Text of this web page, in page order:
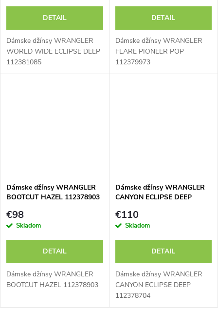
DETAIL
Dámske džínsy WRANGLER
WORLD WIDE ECLIPSE DEEP
112381085
DETAIL
Dámske džínsy WRANGLER
FLARE PIONEER POP
112379973
Dámske džínsy WRANGLER
BOOTCUT HAZEL 112378903
€98
Skladom
DETAIL
Dámske džínsy WRANGLER
BOOTCUT HAZEL 112378903
Dámske džínsy WRANGLER
CANYON ECLIPSE DEEP
€110
Skladom
DETAIL
Dámske džínsy WRANGLER
CANYON ECLIPSE DEEP
112378704